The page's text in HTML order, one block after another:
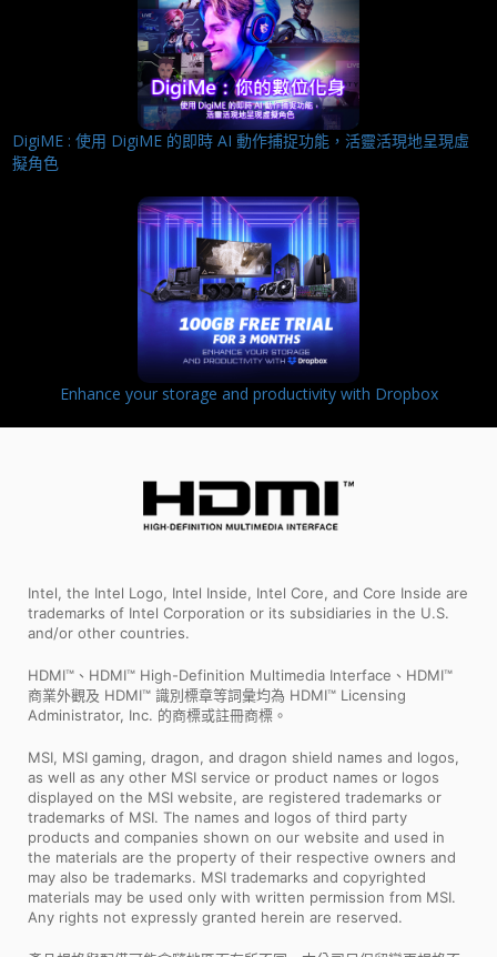
DigiME : 使用 DigiME 的即時 AI 動作捕捉功能，活靈活現地呈現虛
擬角色
Enhance your storage and productivity with Dropbox
Intel, the Intel Logo, Intel Inside, Intel Core, and Core Inside are
trademarks of Intel Corporation or its subsidiaries in the U.S.
and/or other countries.
HDMI™、HDMI™ High-Definition Multimedia Interface、HDMI™
商業外觀及 HDMI™ 識別標章等詞彙均為 HDMI™ Licensing
Administrator, Inc. 的商標或註冊商標。
MSI, MSI gaming, dragon, and dragon shield names and logos,
as well as any other MSI service or product names or logos
displayed on the MSI website, are registered trademarks or
trademarks of MSI. The names and logos of third party
products and companies shown on our website and used in
the materials are the property of their respective owners and
may also be trademarks. MSI trademarks and copyrighted
materials may be used only with written permission from MSI.
Any rights not expressly granted herein are reserved.